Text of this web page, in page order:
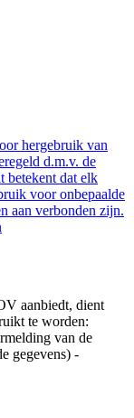
hergebruik van
d.m.v. de
betekent dat elk
voor onbepaalde
aan verbonden zijn.
aanbiedt, dient
te worden:
van de
gegevens) -